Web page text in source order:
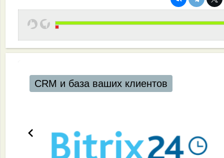
CRM и база ваших клиентов